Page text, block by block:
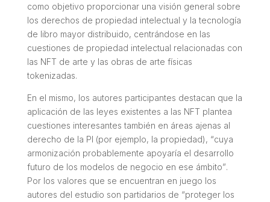
como objetivo proporcionar una visión general sobre
los derechos de propiedad intelectual y la tecnología
de libro mayor distribuido, centrándose en las
cuestiones de propiedad intelectual relacionadas con
las NFT de arte y las obras de arte físicas
tokenizadas.
En el mismo, los autores participantes destacan que la
aplicación de las leyes existentes a las NFT plantea
cuestiones interesantes también en áreas ajenas al
derecho de la PI (por ejemplo, la propiedad), “cuya
armonización probablemente apoyaría el desarrollo
futuro de los modelos de negocio en ese ámbito”.
Por los valores que se encuentran en juego los
autores del estudio son partidarios de “proteger los